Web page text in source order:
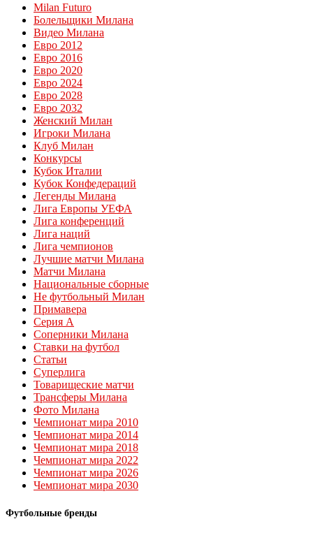
Milan Futuro
Болельщики Милана
Видео Милана
Евро 2012
Евро 2016
Евро 2020
Евро 2024
Евро 2028
Евро 2032
Женский Милан
Игроки Милана
Клуб Милан
Конкурсы
Кубок Италии
Кубок Конфедераций
Легенды Милана
Лига Европы УЕФА
Лига конференций
Лига наций
Лига чемпионов
Лучшие матчи Милана
Матчи Милана
Национальные сборные
Не футбольный Милан
Примавера
Серия А
Соперники Милана
Ставки на футбол
Статьи
Суперлига
Товарищеские матчи
Трансферы Милана
Фото Милана
Чемпионат мира 2010
Чемпионат мира 2014
Чемпионат мира 2018
Чемпионат мира 2022
Чемпионат мира 2026
Чемпионат мира 2030
Футбольные бренды